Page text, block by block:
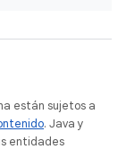
están sujetos a
. Java y
entidades